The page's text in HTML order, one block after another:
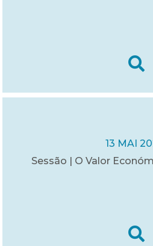
13 MAI
Sessão | O Valor